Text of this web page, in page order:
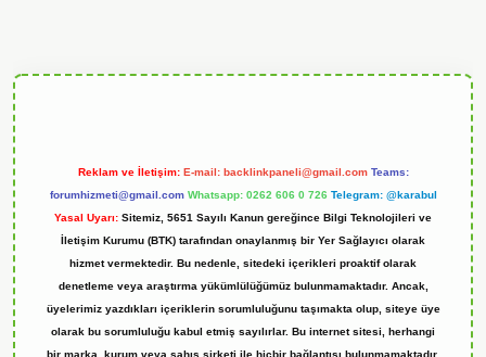
Reklam ve İletişim: E-mail: backlinkpaneli@gmail.com Teams:
forumhizmeti@gmail.com Whatsapp: 0262 606 0 726 Telegram: @karabul
Yasal Uyarı: Sitemiz, 5651 Sayılı Kanun gereğince Bilgi Teknolojileri ve
İletişim Kurumu (BTK) tarafından onaylanmış bir Yer Sağlayıcı olarak
hizmet vermektedir. Bu nedenle, sitedeki içerikleri proaktif olarak
denetleme veya araştırma yükümlülüğümüz bulunmamaktadır. Ancak,
üyelerimiz yazdıkları içeriklerin sorumluluğunu taşımakta olup, siteye üye
olarak bu sorumluluğu kabul etmiş sayılırlar. Bu internet sitesi, herhangi
bir marka, kurum veya şahıs şirketi ile hiçbir bağlantısı bulunmamaktadır.